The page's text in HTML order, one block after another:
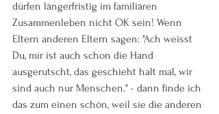
dürfen längerfristig im familiären
Zusammenleben nicht OK sein! Wenn
Eltern anderen Eltern sagen: "Ach weisst
Du, mir ist auch schon die Hand
ausgerutscht, das geschieht halt mal, wir
sind auch nur Menschen." - dann finde ich
das zum einen schön, weil sie die anderen